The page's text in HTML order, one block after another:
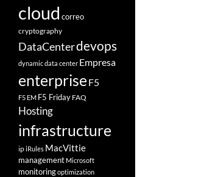
cloud correo
cryptography
DataCenterdevops
dynamic data center Empresa
enterprise F5
F5 EM F5 Friday FAQ
Hosting
infrastructure
ipiRules MacVittie
management Microsoft
monitoringoptimization